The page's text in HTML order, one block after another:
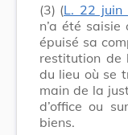
(3) (L. 22 juin
n’a été
épuisé sa
restitution de
du lieu où se
main de la
d’office ou
biens.